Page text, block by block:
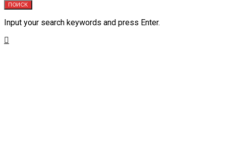
ПОИСК
Input your search keywords and press Enter.